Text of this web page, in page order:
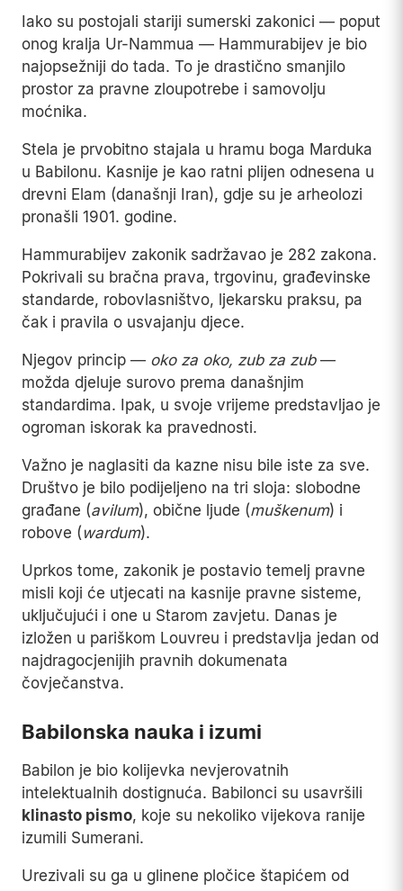
Iako su postojali stariji sumerski zakonici — poput
onog kralja Ur-Nammua — Hammurabijev je bio
najopsežniji do tada. To je drastično smanjilo
prostor za pravne zloupotrebe i samovolju
moćnika.
Stela je prvobitno stajala u hramu boga Marduka
u Babilonu. Kasnije je kao ratni plijen odnesena u
drevni Elam (današnji Iran), gdje su je arheolozi
pronašli 1901. godine.
Hammurabijev zakonik sadržavao je 282 zakona.
Pokrivali su bračna prava, trgovinu, građevinske
standarde, robovlasništvo, ljekarsku praksu, pa
čak i pravila o usvajanju djece.
Njegov princip — oko za oko, zub za zub—
možda djeluje surovo prema današnjim
standardima. Ipak, u svoje vrijeme predstavljao je
ogroman iskorak ka pravednosti.
Važno je naglasiti da kazne nisu bile iste za sve.
Društvo je bilo podijeljeno na tri sloja: slobodne
građane (avilum), obične ljude (muškenum) i
robove ( wardum).
Uprkos tome, zakonik je postavio temelj pravne
misli koji će utjecati na kasnije pravne sisteme,
uključujući i one u Starom zavjetu. Danas je
izložen u pariškom Louvreu i predstavlja jedan od
najdragocjenijih pravnih dokumenata
čovječanstva.
Babilonska nauka i izumi
Babilon je bio kolijevka nevjerovatnih
intelektualnih dostignuća. Babilonci su usavršili
klinasto pismo, koje su nekoliko vijekova ranije
izumili Sumerani.
Urezivali su ga u glinene pločice štapićem od